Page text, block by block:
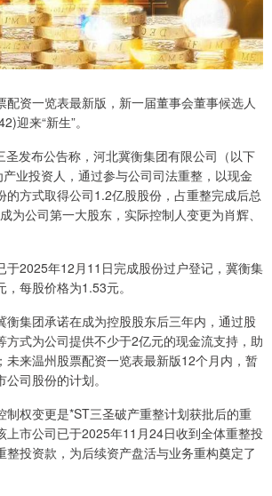
配资一览表最新版，新一届董事会董事候选人
迎来“新生”。
圣发布公告称，河北冀衡集团有限公司（以下
产业投资人，通过参与公司司法重整，以现金
的方式取得公司1.2亿股股份，占重整完成后总
为公司第一大股东，实际控制人变更为肖辉、
于2025年12月11日完成股份过户登记，冀衡集
每股价格为1.53元。
衡集团承诺在成为控股股东后三年内，通过股
方式为公司提供不少于2亿元的现金流支持，助
未来温州股票配资一览表最新版12个月内，暂
司股份的计划。
制权变更是*ST三圣破产重整计划获批后的重
上市公司已于2025年11月24日收到全体重整投
整投资款，为后续资产盘活与业务重构奠定了